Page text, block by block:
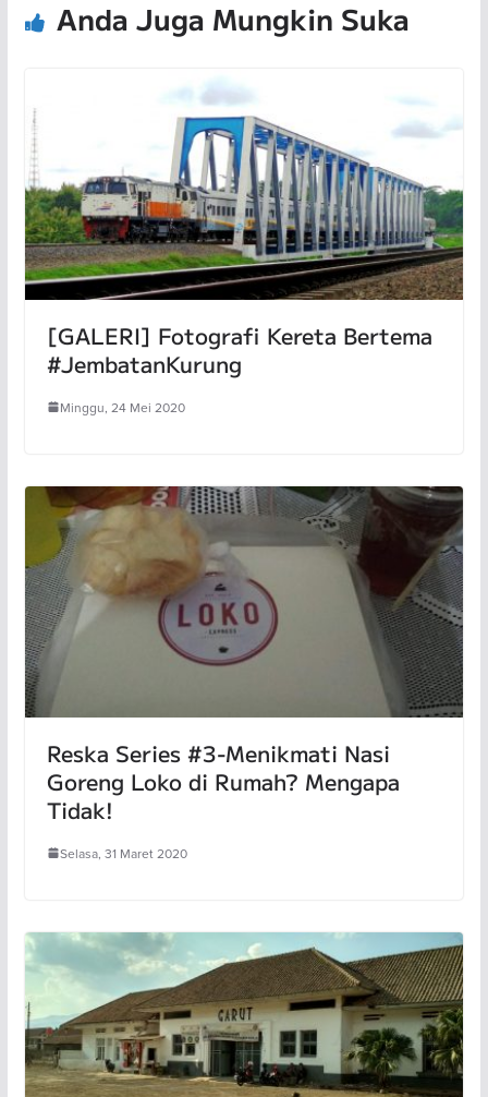
Anda Juga Mungkin Suka
[GALERI] Fotografi Kereta Bertema
#JembatanKurung
Minggu, 24 Mei 2020
Reska Series #3-Menikmati Nasi
Goreng Loko di Rumah? Mengapa
Tidak!
Selasa, 31 Maret 2020